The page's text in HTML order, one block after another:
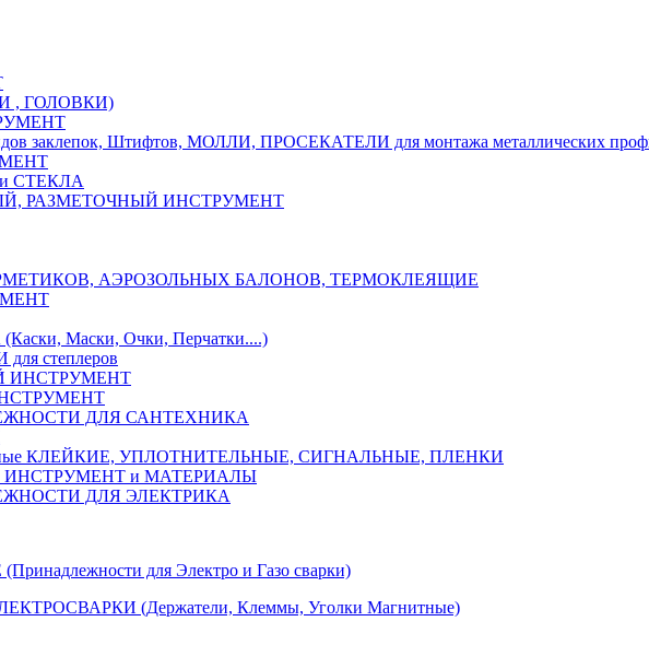
, ГОЛОВКИ)
заклепок, Штифтов, МОЛЛИ, ПРОСЕКАТЕЛИ для монтажа металлических
СТЕКЛА
РАЗМЕТОЧНЫЙ ИНСТРУМЕНТ
АЭРОЗОЛЬНЫХ БАЛОНОВ, ТЕРМОКЛЕЯЩИЕ
Маски, Очки, Перчатки....)
степлеров
ИНСТРУМЕНТ
ДЛЯ САНТЕХНИКА
КЛЕЙКИЕ, УПЛОТНИТЕЛЬНЫЕ, СИГНАЛЬНЫЕ, ПЛЕНКИ
и МАТЕРИАЛЫ
ДЛЯ ЭЛЕКТРИКА
для Электро и Газо сварки)
(Держатели, Клеммы, Уголки Магнитные)